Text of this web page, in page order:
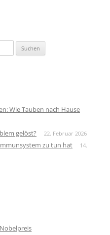
Wie Tauben nach Hause
gelöst? 22. Februar 2026
zu tun hat
14.